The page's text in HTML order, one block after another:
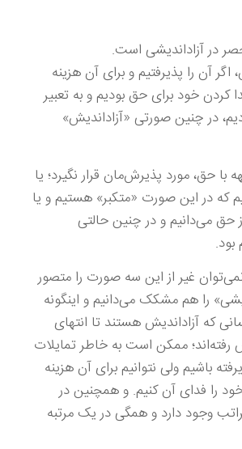
در آزاداندیشی است.
آن را پذیرفتیم و برای آن هزینه
کردن خود برای حق بودیم و به تعبیر
در چنین صورتی «آزاداندیش»
با حق، مورد پذیرش‌مان قرار نگیرد؛ یا
که در این صورت «متکبر» هستیم و یا
حق می‌دانیم و در چنین حالتی
غیر از این سه صورت را متصور
را هم مشکک می‌دانیم و اینگونه
که آزاداندیش هستند تا انتهای
رفته‌اند؛ ممکن است به خاطر تمایلات
باشیم ولی نتوانیم برای آن هزینه
خود را فدای آن کنیم. و همچنین در
وجود دارد و همگی در یک مرتبه